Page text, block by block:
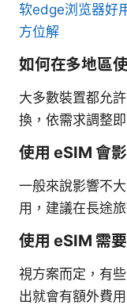
软edge浏览器好
方位解
如何在多地區
大多數裝置都允
換，依需求調整即
使用 eSIM 會
一般來說影響不
用，建議在長途
使用 eSIM 需
視方案而定，有
出就會有額外費